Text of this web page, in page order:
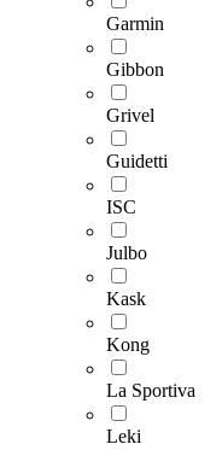
Garmin
Gibbon
Grivel
Guidetti
ISC
Julbo
Kask
Kong
La Sportiva
Leki